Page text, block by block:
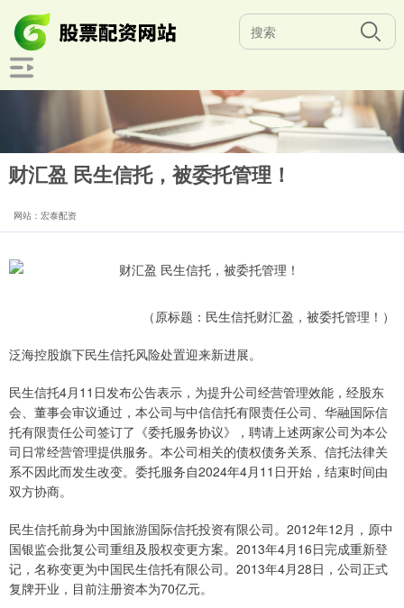
财汇盈 民生信托，被委托管理！
网站：宏泰配资
（原标题：民生信托财汇盈，被委托管理！）
泛海控股旗下民生信托风险处置迎来新进展。
民生信托4月11日发布公告表示，为提升公司经营管理效能，经股东
会、董事会审议通过，本公司与中信信托有限责任公司、华融国际信
托有限责任公司签订了《委托服务协议》，聘请上述两家公司为本公
司日常经营管理提供服务。本公司相关的债权债务关系、信托法律关
系不因此而发生改变。委托服务自2024年4月11日开始，结束时间由
双方协商。
民生信托前身为中国旅游国际信托投资有限公司。2012年12月，原中
国银监会批复公司重组及股权变更方案。2013年4月16日完成重新登
记，名称变更为中国民生信托有限公司。2013年4月28日，公司正式
复牌开业，目前注册资本为70亿元。